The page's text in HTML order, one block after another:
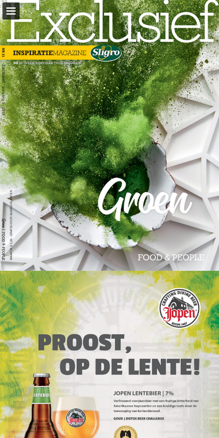
sligro.nl
Pagina overzicht
Volledig scherm
Download PDF
Zoeken
Privacybeleid bekijken
Publicatie rapporteren